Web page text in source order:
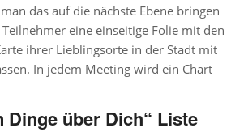
das auf die nächste Ebene bringen
eine einseitige Folie mit den
ihrer Lieblingsorte in der Stadt mit
In jedem Meeting wird ein Chart
Dinge über Dich“ Liste